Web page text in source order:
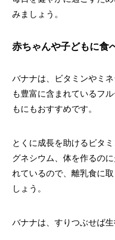
みましょう。
赤ちゃんや子どもに食
バナナは、ビタミンやミ
も豊富に含まれているフ
もにもおすすめです。
とくに成長を助けるビタ
グネシウム、体を作るの
れているので、離乳食に
しょう。
バナナは、すりつぶせば